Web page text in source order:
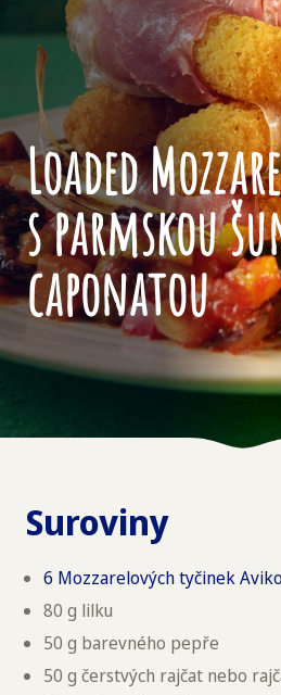
Loaded
s parmskou
caponatou
Suroviny
6 Mozzarelových tyčinek
80 g lilku
50 g barevného pepře
50 g čerstvých rajčat nebo